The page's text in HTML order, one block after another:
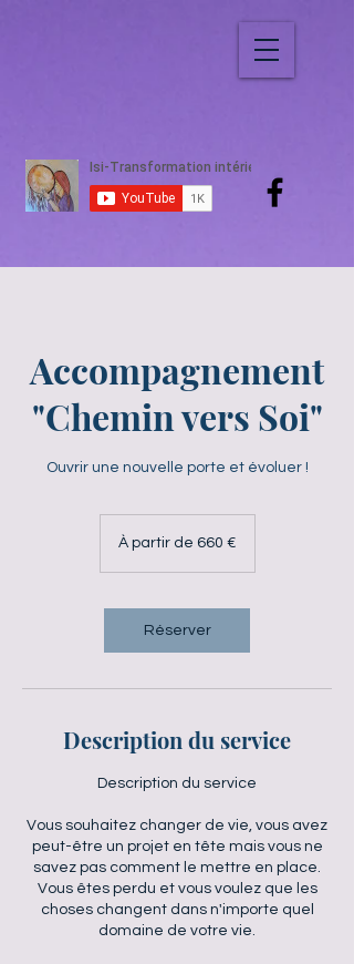
Accompagnement
"Chemin vers Soi"
Ouvrir une nouvelle porte et évoluer !
partir
euros
À partir de 660 €
Réserver
Description du service
Description du service
Vous souhaitez changer de vie, vous avez
peut-être un projet en tête mais vous ne
savez pas comment le mettre en place.
Vous êtes perdu et vous voulez que les
choses changent dans n'importe quel
domaine de votre vie.